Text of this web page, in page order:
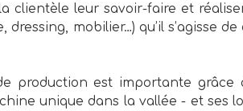
clientèle leur savoir-faire et
dressing, mobilier…) qu’il s’agisse
production est importante
unique dans la vallée - et ses